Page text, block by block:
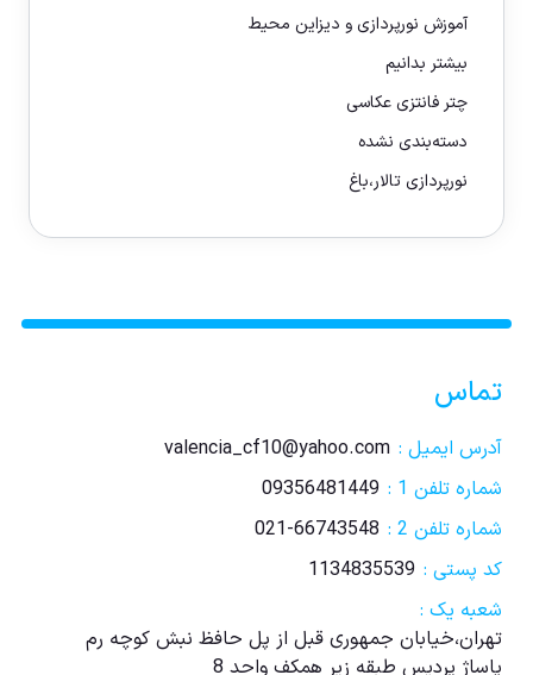
آموزش نورپردازی و دیزاین محیط
بیشتر بدانیم
چتر فانتزی عکاسی
دسته‌بندی نشده
نورپردازی تالار،باغ
تماس
آدرس ایمیل : valencia_cf10@yahoo.com
شماره تلفن 1 :
09356481449
شماره تلفن 2 :
021-66743548
کد پستی : 1134835539
شعبه یک :
تهران،خیابان جمهوری قبل از پل حافظ نبش کوچه رم
پاساژ پردیس طبقه زیر همکف واحد 8